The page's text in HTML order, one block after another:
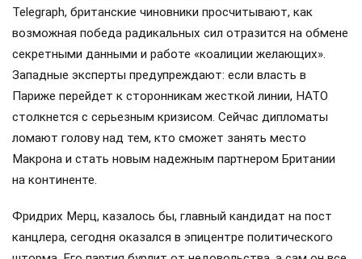
Telegraph, британские чиновники просчитывают, как
возможная победа радикальных сил отразится на обмене
секретными данными и работе «коалиции желающих».
Западные эксперты предупреждают: если власть в
Париже перейдет к сторонникам жесткой линии, НАТО
столкнется с серьезным кризисом. Сейчас дипломаты
ломают голову над тем, кто сможет занять место
Макрона и стать новым надежным партнером Британии
на континенте.
Фридрих Мерц, казалось бы, главный кандидат на пост
канцлера, сегодня оказался в эпицентре политического